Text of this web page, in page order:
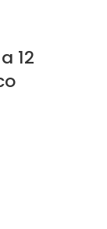
12